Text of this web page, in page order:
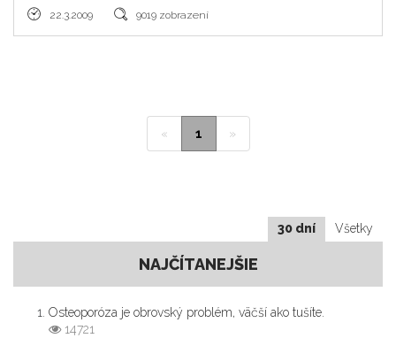
22.3.2009 9019 zobrazení
« 1 »
30 dní Všetky
NAJČÍTANEJŠIE
Osteoporóza je obrovský problém, väčší ako tušíte.
14721